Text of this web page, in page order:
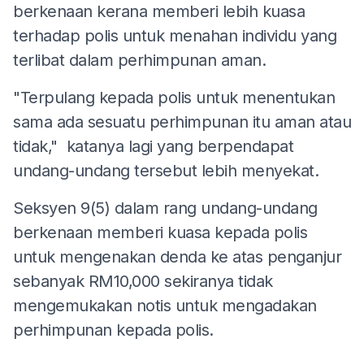
berkenaan kerana memberi lebih kuasa
terhadap polis untuk menahan individu yang
terlibat dalam perhimpunan aman.
"Terpulang kepada polis untuk menentukan
sama ada sesuatu perhimpunan itu aman atau
tidak," katanya lagi yang berpendapat
undang-undang tersebut lebih menyekat.
Seksyen 9(5) dalam rang undang-undang
berkenaan memberi kuasa kepada polis
untuk mengenakan denda ke atas penganjur
sebanyak RM10,000 sekiranya tidak
mengemukakan notis untuk mengadakan
perhimpunan kepada polis.